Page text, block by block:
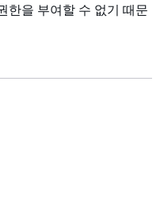
한을 부여할 수 없기 때문